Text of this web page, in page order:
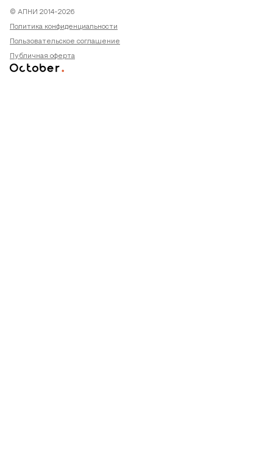
© АПНИ 2014-2026
Политика конфиденциальности
Пользовательское соглашение
Публичная оферта